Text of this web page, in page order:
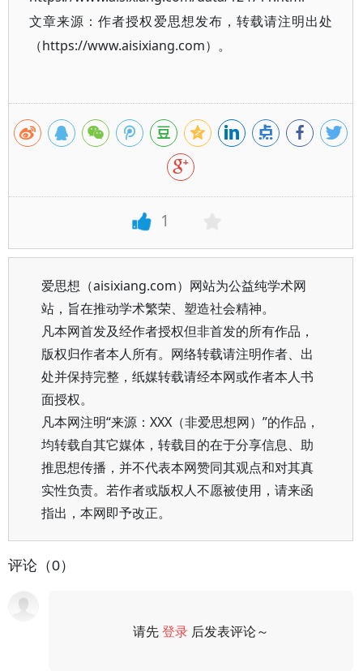
文章来源：作者授权爱思想发布，转载请注明出处
（https://www.aisixiang.com）。
1
爱思想（aisixiang.com）网站为公益纯学术网
站，旨在推动学术繁荣、塑造社会精神。
凡本网首发及经作者授权但非首发的所有作品，
版权归作者本人所有。网络转载请注明作者、出
处并保持完整，纸媒转载请经本网或作者本人书
面授权。
凡本网注明“来源：XXX（非爱思想网）”的作品，
均转载自其它媒体，转载目的在于分享信息、助
推思想传播，并不代表本网赞同其观点和对其真
实性负责。若作者或版权人不愿被使用，请来函
指出，本网即予改正。
评论（0）
请先登录 后发表评论～